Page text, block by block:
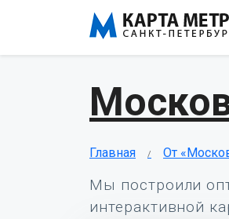
Главная От
Мы построили
интерактивной